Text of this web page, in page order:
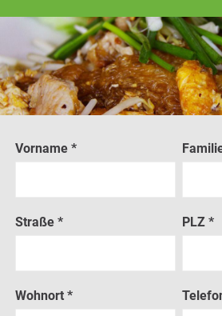
Vorname *
Straße * PLZ *
Wohnort *